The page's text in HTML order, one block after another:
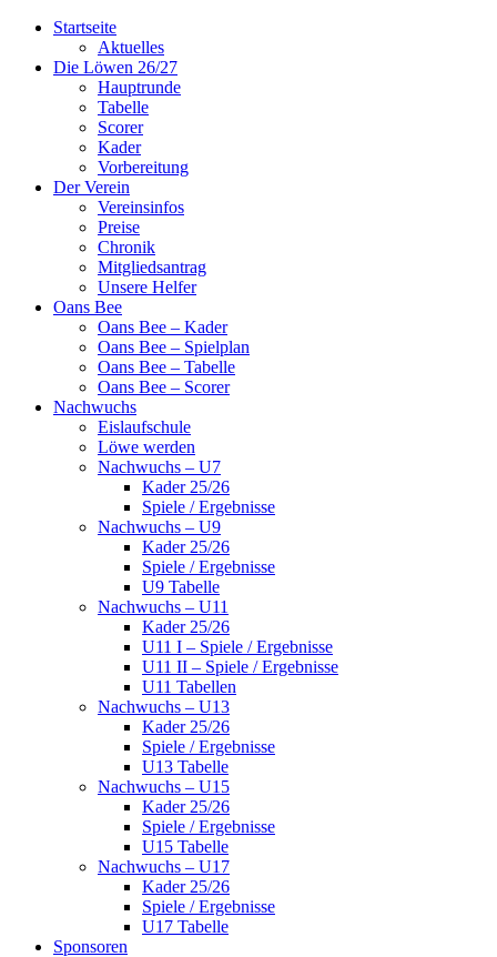
Startseite
Aktuelles
Die Löwen 26/27
Hauptrunde
Tabelle
Scorer
Kader
Vorbereitung
Der Verein
Vereinsinfos
Preise
Chronik
Mitgliedsantrag
Unsere Helfer
Oans Bee
Oans Bee – Kader
Oans Bee – Spielplan
Oans Bee – Tabelle
Oans Bee – Scorer
Nachwuchs
Eislaufschule
Löwe werden
Nachwuchs – U7
Kader 25/26
Spiele / Ergebnisse
Nachwuchs – U9
Kader 25/26
Spiele / Ergebnisse
U9 Tabelle
Nachwuchs – U11
Kader 25/26
U11 I – Spiele / Ergebnisse
U11 II – Spiele / Ergebnisse
U11 Tabellen
Nachwuchs – U13
Kader 25/26
Spiele / Ergebnisse
U13 Tabelle
Nachwuchs – U15
Kader 25/26
Spiele / Ergebnisse
U15 Tabelle
Nachwuchs – U17
Kader 25/26
Spiele / Ergebnisse
U17 Tabelle
Sponsoren